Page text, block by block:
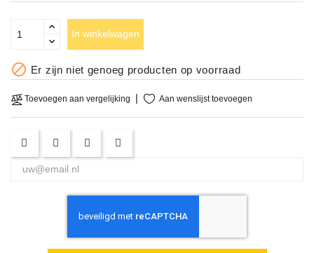
OPRUIMING
DEMONSTRATIES
&
CLINICS
VERHUUR,
SERVICE
In winkelwagen
 Er zijn niet genoeg producten op voorraad
Toevoegen aan vergelijking Aan wenslijst toevoegen